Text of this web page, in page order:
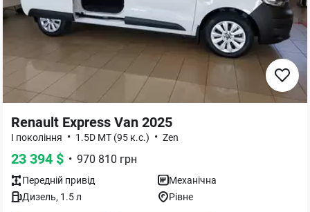
Renault Express Van 2025
I покоління • 1.5D МТ (95 к.с.) • Zen
23 394 $ • 970 810 грн
Передній привід
Механічна
Дизель, 1.5л Рівне